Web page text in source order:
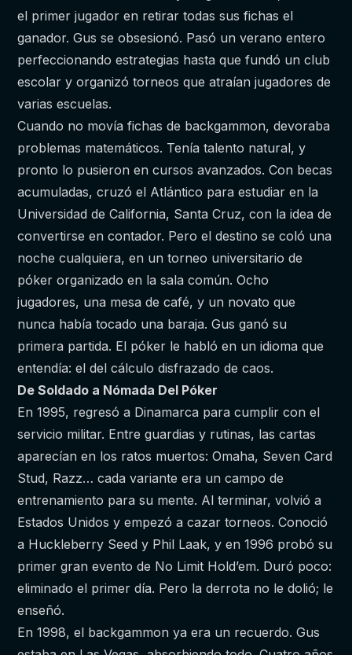
el primer jugador en retirar todas sus fichas el
ganador. Gus se obsesionó. Pasó un verano entero
perfeccionando estrategias hasta que fundó un club
escolar y organizó torneos que atraían jugadores de
varias escuelas.
Cuando no movía fichas de backgammon, devoraba
problemas matemáticos. Tenía talento natural, y
pronto lo pusieron en cursos avanzados. Con becas
acumuladas, cruzó el Atlántico para estudiar en la
Universidad de California, Santa Cruz, con la idea de
convertirse en contador. Pero el destino se coló una
noche cualquiera, en un torneo universitario de
póker organizado en la sala común. Ocho
jugadores, una mesa de café, y un novato que
nunca había tocado una baraja. Gus ganó su
primera partida. El póker le habló en un idioma que
entendía: el del cálculo disfrazado de caos.
De Soldado a Nómada Del Póker
En 1995, regresó a Dinamarca para cumplir con el
servicio militar. Entre guardias y rutinas, las cartas
aparecían en los ratos muertos: Omaha, Seven Card
Stud, Razz… cada variante era un campo de
entrenamiento para su mente. Al terminar, volvió a
Estados Unidos y empezó a cazar torneos. Conoció
a Huckleberry Seed y Phil Laak, y en 1996 probó su
primer gran evento de No Limit Hold’em. Duró poco:
eliminado el primer día. Pero la derrota no le dolió; le
enseñó.
En 1998, el backgammon ya era un recuerdo. Gus